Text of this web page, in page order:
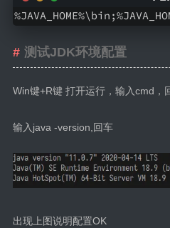
测试JDK环境配置
Win键+R键 打开运行，输入cmd，
输入java -version,回车
出现上图说明配置OK